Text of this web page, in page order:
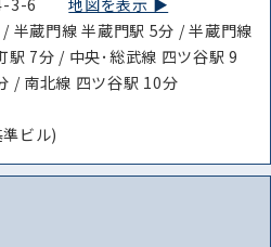
半蔵門線 半蔵門駅 5分 / 半蔵門線
駅 7分 / 中央･総武線 四ツ谷駅 9
/ 南北線 四ツ谷駅 10分
ビル)